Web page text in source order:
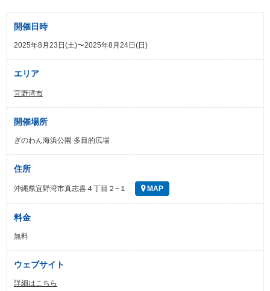
開催日時
2025年8月23日(土)〜2025年8月24日(日)
エリア
宜野湾市
開催場所
ぎのわん海浜公園 多目的広場
住所
沖縄県宜野湾市真志喜４丁目２−１ MAP
料金
無料
ウェブサイト
詳細はこちら